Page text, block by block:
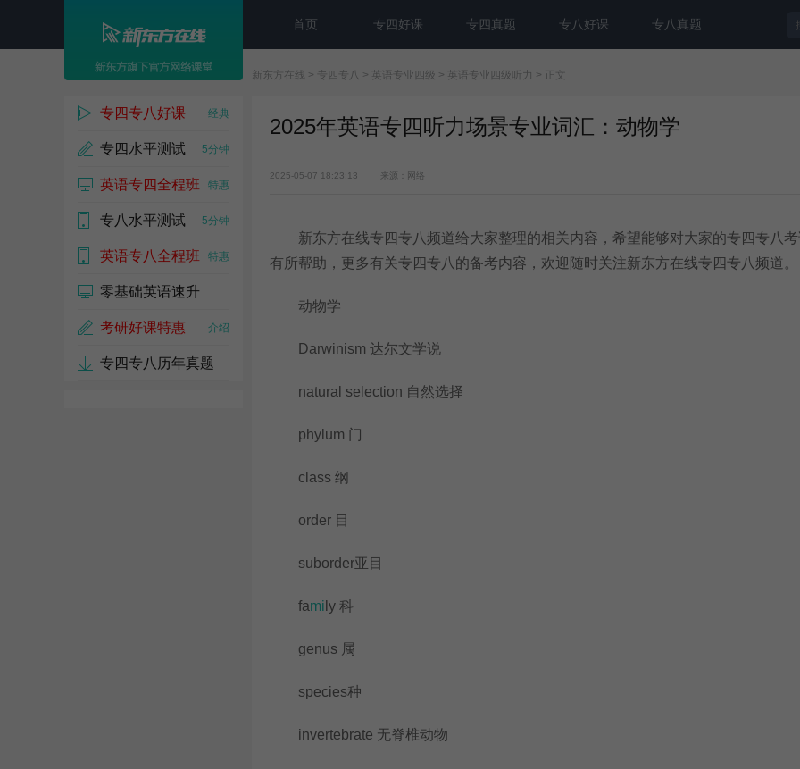
首页 专四好课 专四真题 专八好课 专八真题
新东方在线 > 专四专八 > 英语专业四级 > 英语专业四级听力 > 正文
专四专八好课 经典
专四水平测试 5分钟
英语专四全程班 特惠
专八水平测试 5分钟
英语专八全程班 特惠
零基础英语速升
考研好课特惠 介绍
专四专八历年真题
2025年英语专四听力场景专业词汇：动物学
2025-05-07 18:23:13 来源：网络
新东方在线专四专八频道给大家整理的相关内容，希望能够对大家的专四专八考
有所帮助，更多有关专四专八的备考内容，欢迎随时关注新东方在线专四专八频道。
动物学
Darwinism 达尔文学说
natural selection 自然选择
phylum 门
class 纲
order 目
suborder亚目
fami ly 科
genus 属
species种
invertebrate 无脊椎动物